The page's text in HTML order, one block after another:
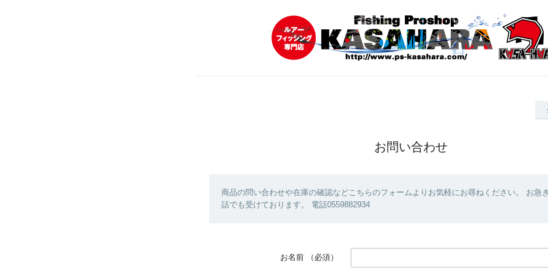
お問い合わせ
商品の問い合わせや在庫の確認などこちらのフォームよりお気軽にお尋ねください。 お急
話でも受けております。 電話0559882934
お名前 （必須）